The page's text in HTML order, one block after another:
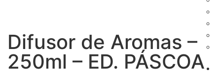
Difusor de Aromas –
250ml – ED. PÁSCOA